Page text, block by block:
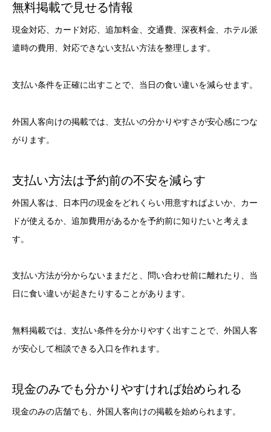
無料掲載で見せる情報
現金対応、カード対応、追加料金、交通費、深夜料金、ホテル派
遣時の費用、対応できない支払い方法を整理します。
支払い条件を正確に出すことで、当日の食い違いを減らせます。
外国人客向けの掲載では、支払いの分かりやすさが安心感につな
がります。
支払い方法は予約前の不安を減らす
外国人客は、日本円の現金をどれくらい用意すればよいか、カー
ドが使えるか、追加費用があるかを予約前に知りたいと考えま
す。
支払い方法が分からないままだと、問い合わせ前に離れたり、当
日に食い違いが起きたりすることがあります。
無料掲載では、支払い条件を分かりやすく出すことで、外国人客
が安心して相談できる入口を作れます。
現金のみでも分かりやすければ始められる
現金のみの店舗でも、外国人客向けの掲載を始められます。